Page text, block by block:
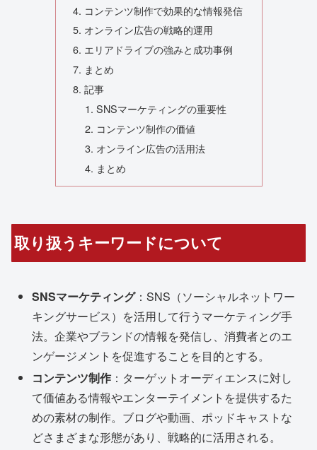
コンテンツ制作で効果的な情報発信
オンライン広告の戦略的運用
エリアドライブの強みと成功事例
まとめ
記事
SNSマーケティングの重要性
コンテンツ制作の価値
オンライン広告の活用法
まとめ
取り扱うキーワードについて
SNSマーケティング：SNS（ソーシャルネットワー
キングサービス）を活用して行うマーケティング手
法。企業やブランドの情報を発信し、消費者とのエ
ンゲージメントを促進することを目的とする。
コンテンツ制作 ：ターゲットオーディエンスに対し
て価値ある情報やエンターテイメントを提供するた
めの素材の制作。ブログや動画、ポッドキャストな
どさまざまな形態があり、戦略的に活用される。